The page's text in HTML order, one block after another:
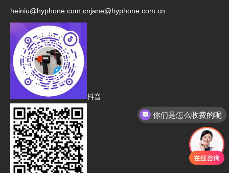
heiniu@hyphone.com.cnjane@hyphone.com.cn
抖音
你们是怎么收费的呢